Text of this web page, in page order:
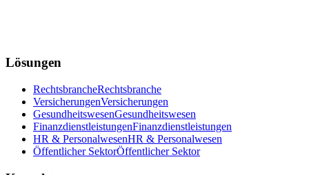
Lösungen
RechtsbrancheRechtsbranche
VersicherungenVersicherungen
GesundheitswesenGesundheitswesen
FinanzdienstleistungenFinanzdienstleistungen
HR & PersonalwesenHR & Personalwesen
Öffentlicher SektorÖffentlicher Sektor